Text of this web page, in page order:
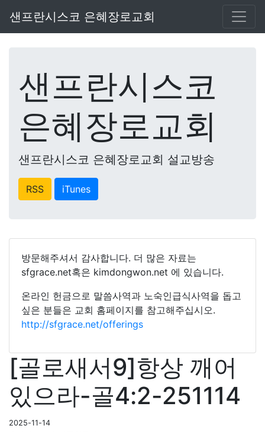
샌프란시스코 은혜장로교회
샌프란시스코
은혜장로교회
샌프란시스코 은혜장로교회 설교방송
RSS iTunes
방문해주셔서 감사합니다. 더 많은 자료는
sfgrace.net혹은 kimdongwon.net 에 있습니다.
온라인 헌금으로 말씀사역과 노숙인급식사역을 돕고
싶은 분들은 교회 홈페이지를 참고해주십시오.
http://sfgrace.net/offerings
[골로새서9]항상 깨어
있으라-골4:2-251114
2025-11-14